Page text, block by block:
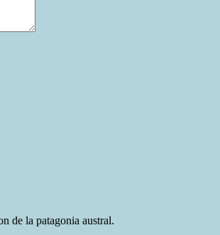
de la patagonia austral.